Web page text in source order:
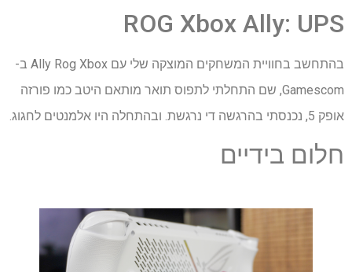
ROG Xbox Ally: UPS
בהתחשב בחוויית המשחקים המוצקה שלי עם Ally Rog Xbox ב-
Gamescom, שם התחלתי לתפוס תואר מותאם היטב כמו פורזה
אופק 5, נכנסתי בהרגשה די נרגשת. ובהתחלה היו אלמנטים לחגוג.
חלום בידיים